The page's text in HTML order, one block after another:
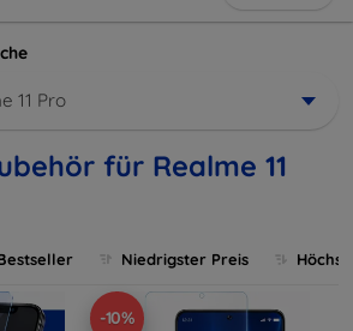
11 Pro
für Realme 11
Niedrigster Preis
-10%